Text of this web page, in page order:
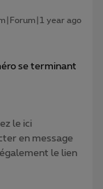
year ago
se terminant
le ici
en message
le lien